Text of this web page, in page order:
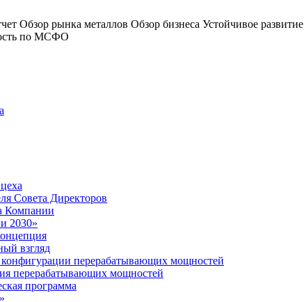
Обзор рынка металлов Обзор бизнеса Устойчивое развитие
по МСФО
Совета Директоров
Компании
2030»
взгляд
перерабатывающих мощностей
перерабатывающих мощностей
программа